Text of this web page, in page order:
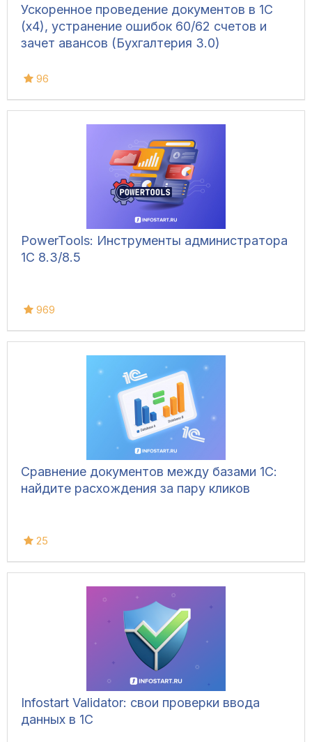
Ускоренное проведение документов в 1С
(x4), устранение ошибок 60/62 счетов и
зачет авансов (Бухгалтерия 3.0)
96
PowerTools: Инструменты администратора
1С 8.3/8.5
969
Сравнение документов между базами 1С:
найдите расхождения за пару кликов
25
Infostart Validator: свои проверки ввода
данных в 1С